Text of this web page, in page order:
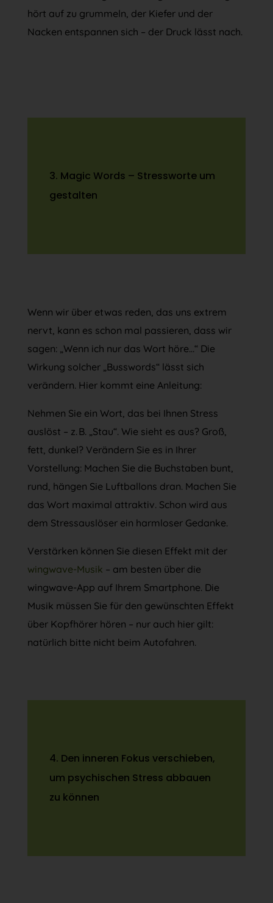
hört auf zu grummeln, der Kiefer und der
Nacken entspannen sich – der Druck lässt nach.
3. Magic Words – Stressworte um
gestalten
Wenn wir über etwas reden, das uns extrem
nervt, kann es schon mal passieren, dass wir
sagen: „Wenn ich nur das Wort höre…“ Die
Wirkung solcher „Busswords“ lässt sich
verändern. Hier kommt eine Anleitung:
Nehmen Sie ein Wort, das bei Ihnen Stress
auslöst – z. B. „Stau“. Wie sieht es aus? Groß,
fett, dunkel? Verändern Sie es in Ihrer
Vorstellung: Machen Sie die Buchstaben bunt,
rund, hängen Sie Luftballons dran. Machen Sie
das Wort maximal attraktiv. Schon wird aus
dem Stressauslöser ein harmloser Gedanke.
Verstärken können Sie diesen Effekt mit der
wingwave-Musik – am besten über die
wingwave-App auf Ihrem Smartphone. Die
Musik müssen Sie für den gewünschten Effekt
über Kopfhörer hören – nur auch hier gilt:
natürlich bitte nicht beim Autofahren.
4. Den inneren Fokus verschieben,
um psychischen Stress abbauen
zu können